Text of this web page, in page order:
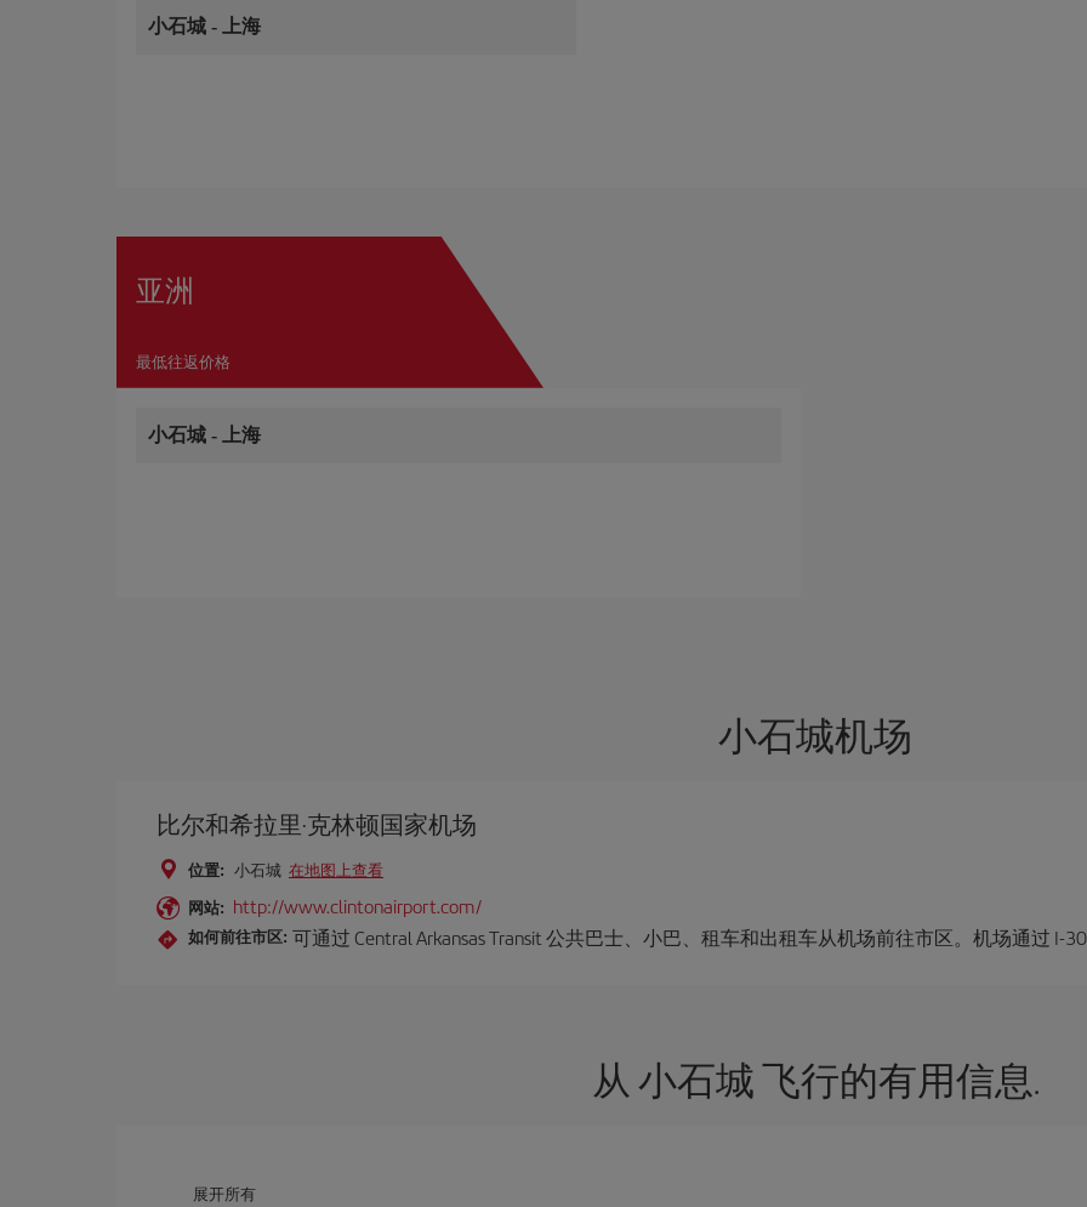
小石城 - 上海
亚洲
最低往返价格
小石城 - 上海
小石城机场
比尔和希拉里·克林顿国家机场
位置: 小石城 在地图上查看
网站: http://www.clintonairport.com/
如何前往市区: 可通过 Central Arkansas Transit 公共巴士、小巴、租车和出租车从机场前往市区。机场通过 I-
从 小石城 飞行的有用信息.
展开所有